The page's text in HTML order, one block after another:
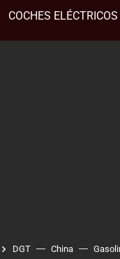
COCHES ELÉCTRICOS
DGT China